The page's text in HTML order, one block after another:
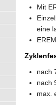
Mit
eine
nach
nach
max.